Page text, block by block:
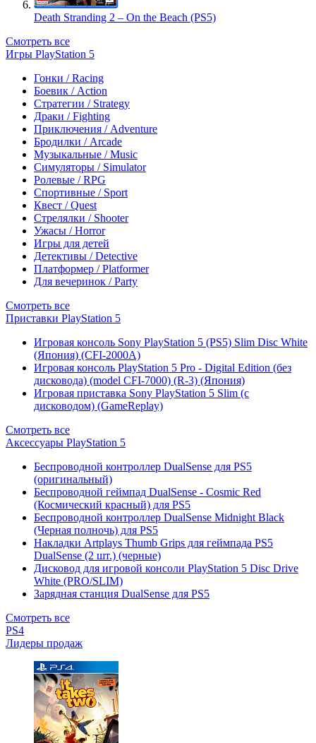
Death Stranding 2 – On the Beach (PS5)
Смотреть все
Игры PlayStation 5
Гонки / Racing
Боевик / Action
Стратегии / Strategy
Драки / Fighting
Приключения / Adventure
Бродилки / Arcade
Музыкальные / Music
Симуляторы / Simulator
Ролевые / RPG
Спортивные / Sport
Квест / Quest
Стрелялки / Shooter
Ужасы / Horror
Игры для детей
Детективы / Detective
Платформер / Platformer
Для вечеринок / Party
Смотреть все
Приставки PlayStation 5
Игровая консоль Sony PlayStation 5 (PS5) Slim Disc White
(Япония) (CFI-2000A)
Игровая консоль PlayStation 5 Pro - Digital Edition (без
дисковода) (model CFI-7000) (R-3) (Япония)
Игровая приставка Sony PlayStation 5 Slim (с
дисководом) (GameReplay)
Смотреть все
Аксессуары PlayStation 5
Беспроводной контроллер DualSense для PS5
(оригинальный)
Беспроводной геймпад DualSense - Cosmic Red
(Космический красный) для PS5
Беспроводной контроллер DualSense Midnight Black
(Черная полночь) для PS5
Накладки Artplays Thumb Grips для геймпада PS5
DualSense (2 шт.) (черные)
Дисковод для игровой консоли PlayStation 5 Disc Drive
White (PRO/SLIM)
Зарядная станция DualSense для PS5
Смотреть все
PS4
Лидеры продаж